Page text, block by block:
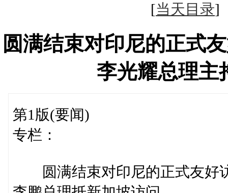
[当天目录
圆满结束对印尼的正式
李光耀总理主
第1版(要闻)
专栏：
圆满结束对印尼的正式友好